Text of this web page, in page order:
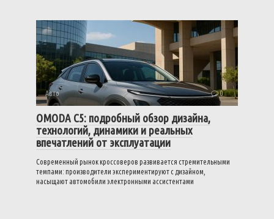
Авто 0
OMODA C5: подробный обзор дизайна,
технологий, динамики и реальных
впечатлений от эксплуатации
Современный рынок кроссоверов развивается стремительными
темпами: производители экспериментируют с дизайном,
насыщают автомобили электронными ассистентами